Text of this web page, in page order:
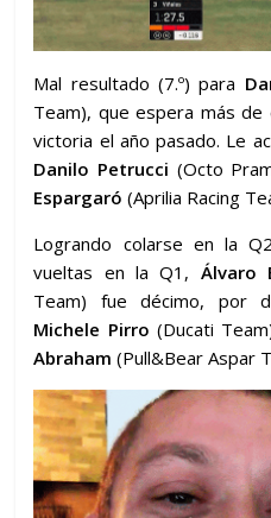
Mal resultado (7.º) para
Team), que espera más
victoria el año pasado. Le
Danilo Petrucci (Octo
Espargaró(Aprilia Racing
Logrando colarse en la
vueltas en la Q1, Álvaro
Team) fue décimo, por
Michele Pirro (Ducati
Abraham(Pull&Bear Aspar